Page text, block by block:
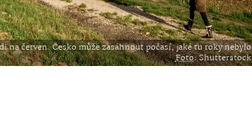
na červen. Česko může zasáhnout počasí, jaké tu roky nebylo
Foto: Shutterstock